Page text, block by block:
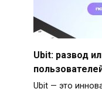
Ubit: развод
Ubit — это